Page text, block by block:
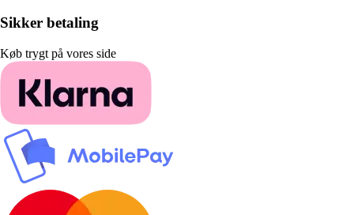
Sikker betaling
Køb trygt på vores side